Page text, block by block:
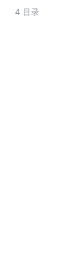
4 目录